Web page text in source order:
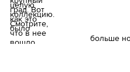
больше